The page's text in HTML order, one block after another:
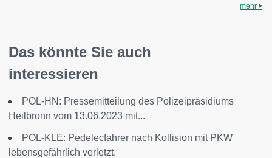
mehr
Das könnte Sie auch
interessieren
POL-HN: Pressemitteilung des Polizeipräsidiums
Heilbronn vom 13.06.2023 mit...
POL-KLE: Pedelecfahrer nach Kollision mit PKW
lebensgefährlich verletzt.